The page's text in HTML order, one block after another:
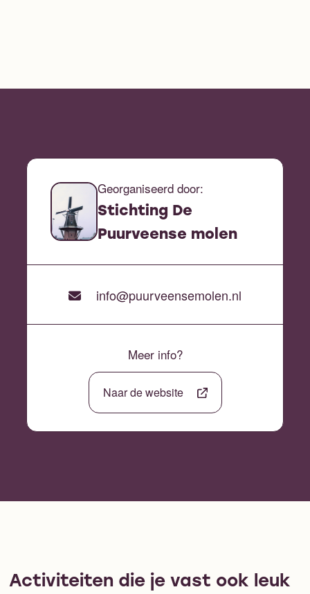
Georganiseerd door:
Stichting De
Puurveense molen
info@puurveensemolen.nl
Meer info?
Naar de website
Activiteiten die je vast ook leuk